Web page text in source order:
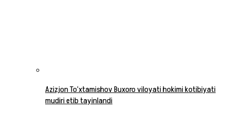
Azizjon To‘xtamishov Buxoro viloyati hokimi kotibiyati
mudiri etib tayinlandi